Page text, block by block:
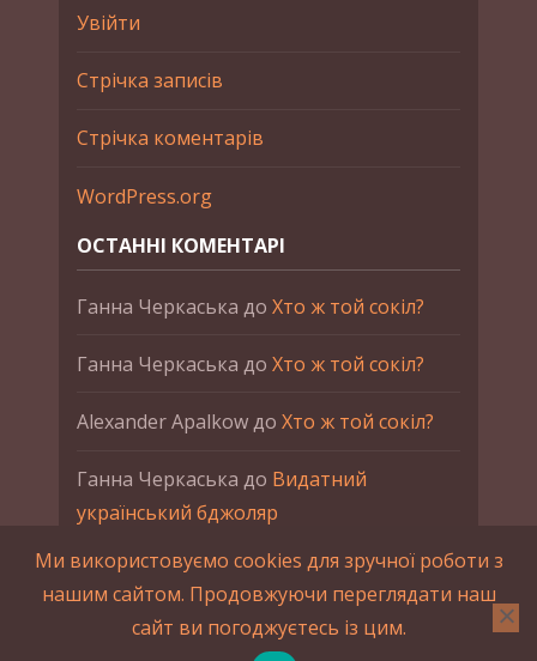
Увійти
Стрічка записів
Стрічка коментарів
WordPress.org
ОСТАННІ КОМЕНТАРІ
Ганна Черкаська до Хто ж той сокіл?
Ганна Черкаська до Хто ж той сокіл?
Alexander Apalkowдо Хто ж той сокіл?
Ганна Черкаська до Видатний
український бджоляр
Ганна ЧеркаськадоПетро Франко
2015-2023 © UAHistory Всі права застережено.
Ми використовуємо cookies для зручної роботи з
нашим сайтом. Продовжуючи переглядати наш
сайт ви погоджуєтесь із цим.